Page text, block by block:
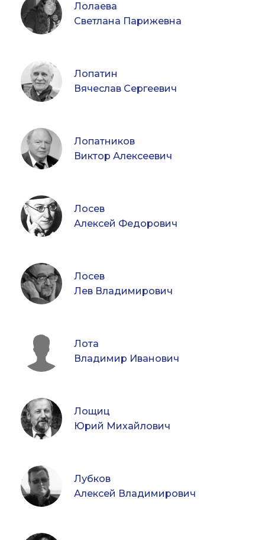
Лолаева
Светлана Парижевна
Лопатин
Вячеслав Сергеевич
Лопатников
Виктор Алексеевич
Лосев
Алексей Федорович
Лосев
Лев Владимирович
Лота
Владимир Иванович
Лощиц
Юрий Михайлович
Лубков
Алексей Владимирович